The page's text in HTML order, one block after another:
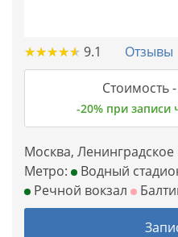
★★★★★
★★★★★ 9.1 Отзывы
Стоимость -
-20% при
Москва,
Метро:
Водный
Речной вокзал